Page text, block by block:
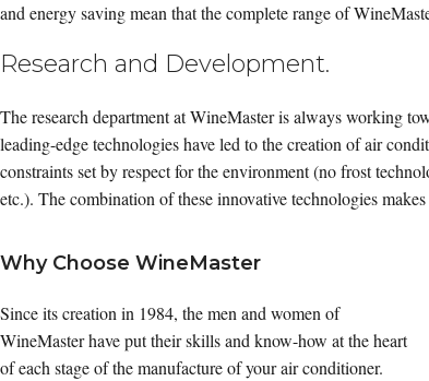
and energy saving mean that the complete range of
Research and Development.
The research department at WineMaster is always working
leading-edge technologies have led to the creation of air
constraints set by respect for the environment (no frost
etc.). The combination of these innovative technologies
Why Choose WineMaster
Since its creation in 1984, the men and women of
WineMaster have put their skills and know-how at the heart
of each stage of the manufacture of your air conditioner.